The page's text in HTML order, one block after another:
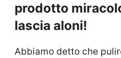
prodotto
lascia aloni!
Abbiamo detto che